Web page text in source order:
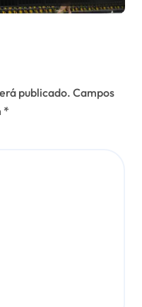
publicado.Campos
*